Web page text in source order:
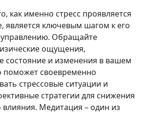
как именно стресс проявляется
является ключевым шагом к его
Обращайте
ощущения,
состояние и изменения в вашем
поможет своевременно
стрессовые ситуации и
стратегии для снижения
влияния. Медитация – один из